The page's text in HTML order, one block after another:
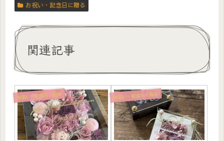
お祝い・記念日に贈る
関連記事
お祝い・記念日に贈る お祝い・記念日に贈る